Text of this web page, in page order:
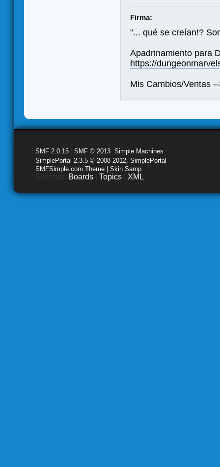
Firma:
"... qué se creían!?
Apadrinamiento para
https://
Mis Cambios/Ventas
SMF 2.0.15 SMF © 2013 Simple Machines
SimplePortal 2.3.5 © 2008-2012, SimplePortal
SMFSimple.com Theme | Skin Samp
Boards Topics XML